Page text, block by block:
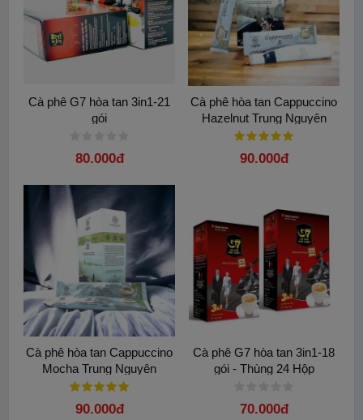
Cà phê G7 hòa tan 3in1-21
gói
80.000đ
Cà phê hòa tan Cappuccino
Hazelnut Trung Nguyên
90.000đ
Cà phê hòa tan Cappuccino
Mocha Trung Nguyên
90.000đ
Cà phê G7 hòa tan 3in1-18
gói - Thùng 24 Hộp
70.000đ